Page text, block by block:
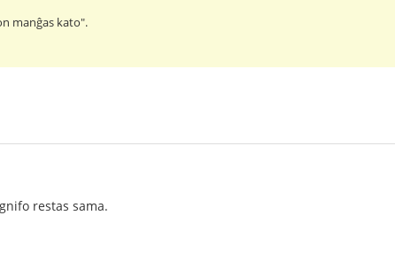
manĝas kato".
restas sama.